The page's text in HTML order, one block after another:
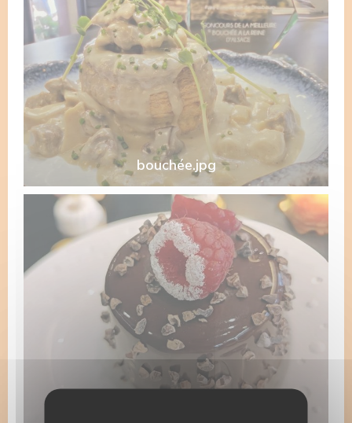
bouchée.jpg